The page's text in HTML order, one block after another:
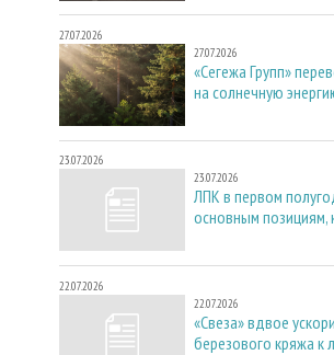
27.07.2026
27.07.2026
«Сегежа Групп»
на солнечную
23.07.2026
23.07.2026
ЛПК в первом
основным
22.07.2026
22.07.2026
«Свеза» вдвое
березового кряжа к